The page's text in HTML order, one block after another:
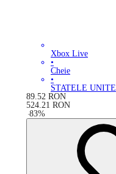
Xbox Live
•
Cheie
•
STATELE UNITE
89.52 RON
524.21 RON
-83%